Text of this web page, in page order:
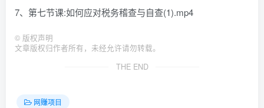
7、第七节课:如何应对税务稽查与自查(1).mp4
© 版权声明
文章版权归作者所有，未经允许请勿转载。
THE END
网赚项目